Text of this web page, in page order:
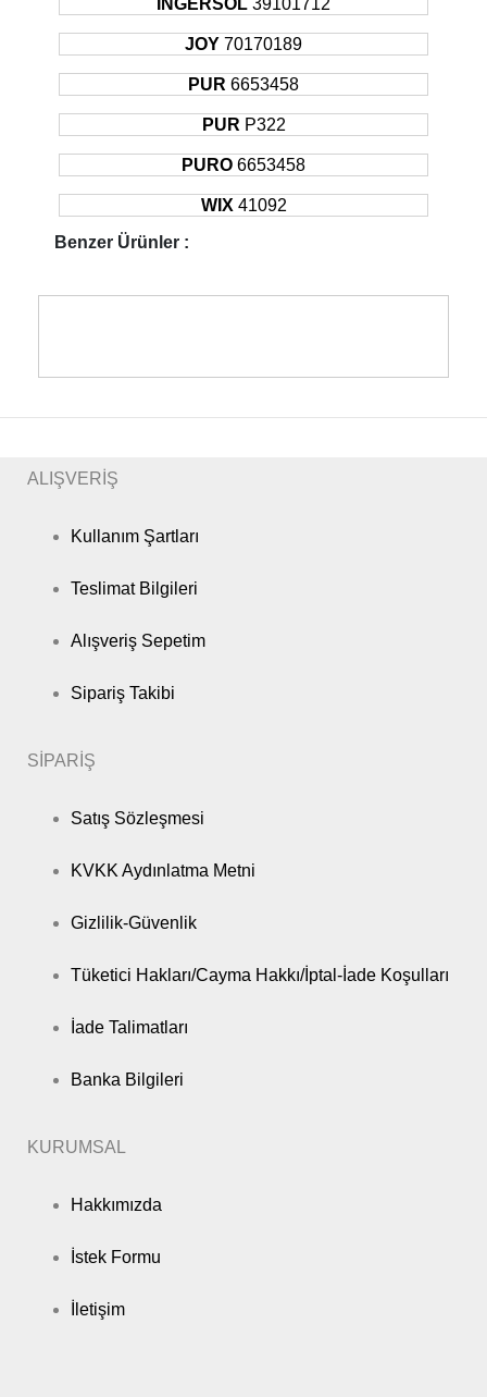
INGERSOL 39101712
JOY 70170189
PUR 6653458
PUR P322
PURO 6653458
WIX 41092
Benzer Ürünler :
ALIŞVERİŞ
Kullanım Şartları
Teslimat Bilgileri
Alışveriş Sepetim
Sipariş Takibi
SİPARİŞ
Satış Sözleşmesi
KVKK Aydınlatma Metni
Gizlilik-Güvenlik
Tüketici Hakları/Cayma Hakkı/İptal-İade Koşulları
İade Talimatları
Banka Bilgileri
KURUMSAL
Hakkımızda
İstek Formu
İletişim